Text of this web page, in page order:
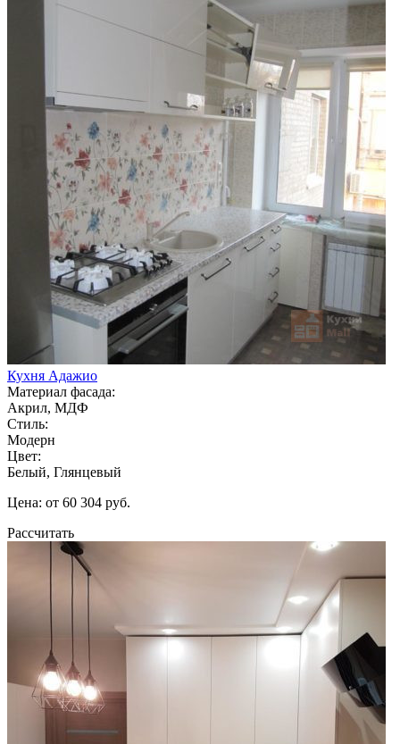
Кухня Адажио
Материал фасада:
Акрил, МДФ
Стиль:
Модерн
Цвет:
Белый, Глянцевый
Цена: от 60 304 руб.
Рассчитать